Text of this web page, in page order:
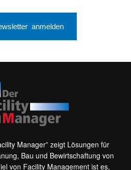
anmelden
Manager” zeigt Lösungen für
Bau und Bewirtschaftung von
von Facility Management ist es,